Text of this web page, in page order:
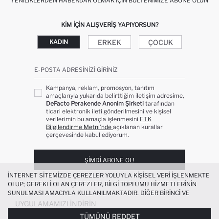
KIM IÇIN ALIŞVERIŞ YAPIYORSUN?
KADIN ERKEK ÇOCUK
E-POSTA ADRESINIZI GIRINIZ
Kampanya, reklam, promosyon, tanıtım
amaçlarıyla yukarıda belirttiğim iletişim adresime,
DeFacto Perakende Anonim Şirketi tarafından
ticari elektronik ileti gönderilmesini ve kişisel
verilerimin bu amaçla işlenmesini ETK
Bilgilendirme Metni’nde açıklanan kurallar
çerçevesinde kabul ediyorum.
ŞIMDI ABONE OL!
UYGULAMAMIZI İNDIRIN
İNTERNET SITEMIZDE ÇEREZLER YOLUYLA KIŞISEL VERI IŞLENMEKTE
OLUP; GEREKLI OLAN ÇEREZLER, BILGI TOPLUMU HIZMETLERININ
SUNULMASI AMACIYLA KULLANILMAKTADIR. DIĞER BIRINCI VE
ÜÇÜNCÜ TARAF ÇEREZLER ISE SIZE DAHA IYI BIR ALIŞVERIŞ
DENEYIMI SUNULABILMESI, SITEMIZIN DAHA IŞLEVSEL KILINMASI VE
TÜMÜNÜ REDDET